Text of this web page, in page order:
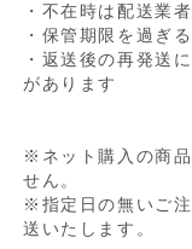
・不在時は配送業
・保管期限を過ぎ
・返送後の再発送
があります
※ネット購入の商
せん。
※指定日の無いご
送いたします。